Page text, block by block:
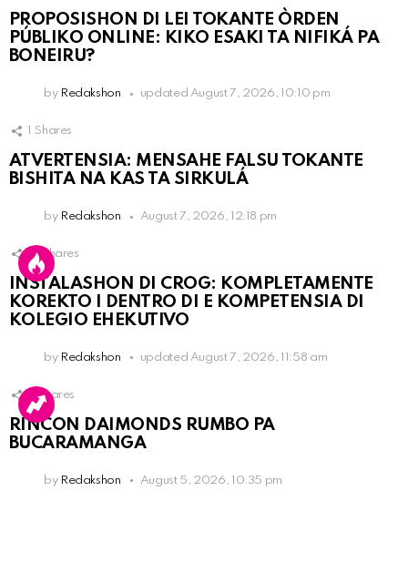
PROPOSISHON DI LEI TOKANTE ÒRDEN
PÚBLIKO ONLINE: KIKO ESAKI TA NIFIKÁ PA
BONEIRU?
by Redakshon updated August 7, 2026, 10:10 pm
Shares
ATVERTENSIA: MENSAHE FALSU TOKANTE
BISHITA NA KAS TA SIRKULÁ
by Redakshon August 7, 2026, 12:18 pm
13 Shares
INSTALASHON DI CROG: KOMPLETAMENTE
KOREKTO I DENTRO DI E KOMPETENSIA DI
KOLEGIO EHEKUTIVO
by Redakshon updated August 7, 2026, 11:58 am
Shares
RINCON DAIMONDS RUMBO PA
BUCARAMANGA
by Redakshon August 5, 2026, 10:35 pm